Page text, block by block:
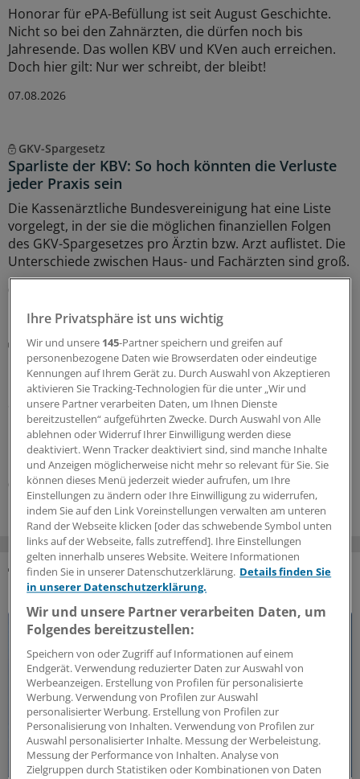
Honorar für ePA-Befüllung ist seit August Geschichte.
Nicht so bei den Zahnärzten, die dürfen noch bis
Jahresende. Das wollen KBV und KVen auch erreichen.
Doch hier gilt: Nur wer schreibt, der bleibt!
07.08.2026
GKV-Spargesetz
Sparliste der KBV: So hoch könnten die Verluste
jeder Praxis sein
Die Kassenärztliche Bundesvereinigung hat eine Liste
vorgelegt, in der sie die möglichen finanziellen Folgen
des GKV-Spargesetzes pro Ärztin bzw. Arzt auflistet. Die
Unterschiede zwischen Haus- und Fachärzten sind groß.
05.08.2026
Digitaler Check
Honorarabrechnung: Digitale Vorprüfung wird in
Nordrhein rege genutzt
Seit Juni können nun auch Ärztinnen und Ärzte in
Nordrhein ihre Honorarabrechnungen während des
Quartals durchleuchten lassen. In den ersten beiden
Monaten sind über 20.000 Vorprüfungen eingegangen.
05.08.2026
DAS KÖNNTE SIE AUCH INTERESSIEREN
Ihre Privatsphäre ist uns wichtig
Wir und unsere 145-Partner speichern und greifen auf
personenbezogene Daten wie Browserdaten oder eindeutige
Kennungen auf Ihrem Gerät zu. Durch Auswahl von Akzeptieren
aktivieren Sie Tracking-Technologien für die unter „Wir und
unsere Partner verarbeiten Daten, um Ihnen Dienste
bereitzustellen“ aufgeführten Zwecke. Durch Auswahl von Alle
ablehnen oder Widerruf Ihrer Einwilligung werden diese
deaktiviert. Wenn Tracker deaktiviert sind, sind manche Inhalte
und Anzeigen möglicherweise nicht mehr so relevant für Sie. Sie
können dieses Menü jederzeit wieder aufrufen, um Ihre
Einstellungen zu ändern oder Ihre Einwilligung zu widerrufen,
indem Sie auf den Link Voreinstellungen verwalten am unteren
Rand der Webseite klicken [oder das schwebende Symbol unten
links auf der Webseite, falls zutreffend]. Ihre Einstellungen
gelten innerhalb unseres Website. Weitere Informationen
finden Sie in unserer Datenschutzerklärung. Details finden Sie
in unserer Datenschutzerklärung.
Wir und unsere Partner verarbeiten Daten, um
Folgendes bereitzustellen:
Speichern von oder Zugriff auf Informationen auf einem
Endgerät. Verwendung reduzierter Daten zur Auswahl von
Werbeanzeigen. Erstellung von Profilen für personalisierte
Werbung. Verwendung von Profilen zur Auswahl
personalisierter Werbung. Erstellung von Profilen zur
Personalisierung von Inhalten. Verwendung von Profilen zur
Auswahl personalisierter Inhalte. Messung der Werbeleistung.
Messung der Performance von Inhalten. Analyse von
Zielgruppen durch Statistiken oder Kombinationen von Daten